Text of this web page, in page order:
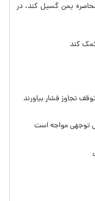
یمن گسیل کند، در
کمک کند
تجاوز فشار بیاورند
توجهی مواجه است